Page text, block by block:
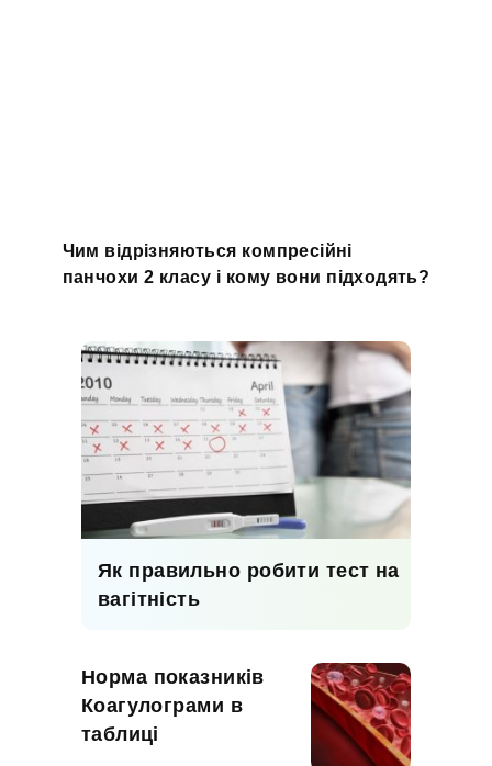
Чим відрізняються компресійні
панчохи 2 класу і кому вони підходять?
Як правильно робити тест на
вагітність
Норма показників
Коагулограми в
таблиці